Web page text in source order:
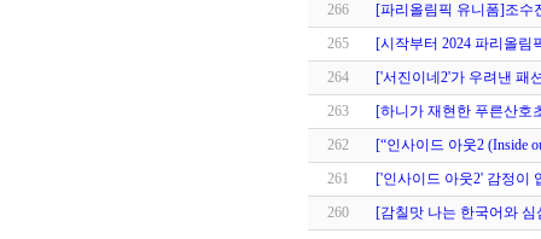
266
[파리올림픽 유니폼]조수
265
[시작부터 2024 파리올
264
['서진이네2'가 우려낸 패
263
[하니가 재현한 푸른산호
262
[“인사이드 아웃2 (Inside
261
['인사이드 아웃2' 감정이
260
[감칠맛 나는 한국어와 심